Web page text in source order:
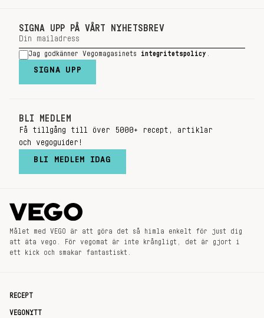
SIGNA UPP PÅ VÅRT NYHETSBREV
Jag godkänner Vegomagasinets integritetspolicy
SIGNA UPP
BLI MEDLEM
Få tillgång till över 5000+ recept, artiklar
och vegoguider!
BLI MEDLEM IDAG
Målet med VEGO är att göra det så himla enkelt för just dig
att äta vego. För vegomat är inte krångligt, det är gjort i
ett kick och smakar fantastiskt.
RECEPT
VEGONYTT